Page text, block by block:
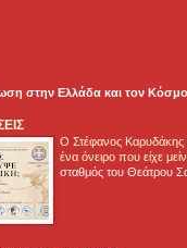
στην Ελλάδα και τoν Κόσμο
Ο Στέφανος Καρυδάκης
ένα όνειρο που είχε
σταθμός του Θεάτρου